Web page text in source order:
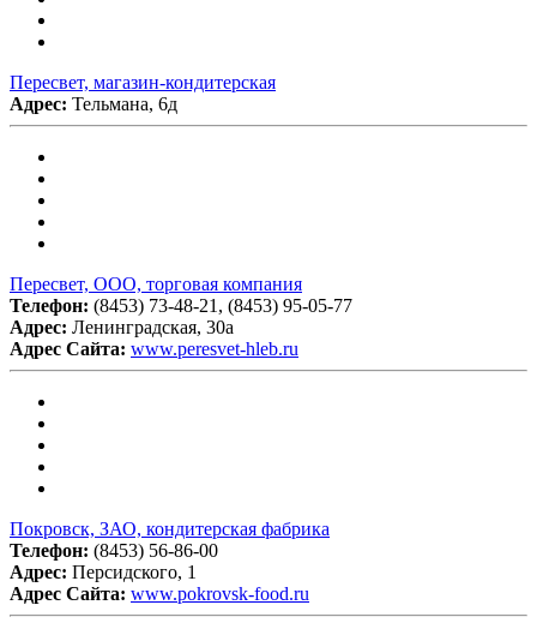
Пересвет, магазин-кондитерская
Адрес: Тельмана, 6д
Пересвет, ООО, торговая компания
Телефон: (8453) 73-48-21, (8453) 95-05-77
Адрес: Ленинградская, 30а
Адрес Сайта: www.peresvet-hleb.ru
Покровск, ЗАО, кондитерская фабрика
Телефон: (8453) 56-86-00
Адрес: Персидского, 1
Адрес Сайта: www.pokrovsk-food.ru